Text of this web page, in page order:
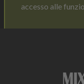
accesso alle